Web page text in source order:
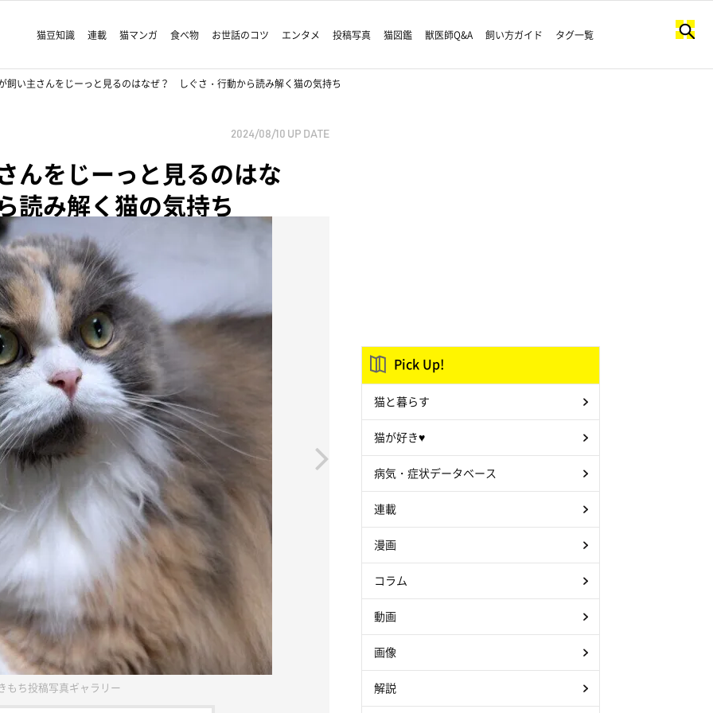
猫豆知識 連載 猫マンガ 食べ物 お世話のコツ エンタメ 投稿写真 猫図鑑 獣医師Q&A 飼い方ガイド タグ一覧
飼い主さんをじーっと見るのはなぜ？ しぐさ・行動から読み解く猫の気持ち
2024/08/10 UP DATE
んをじーっと見るのはな
み解く猫の気持ち
もち投稿写真ギャラリー
Pick Up!
猫と暮らす
猫が好き♥
病気・症状データベース
連載
漫画
コラム
動画
画像
解説